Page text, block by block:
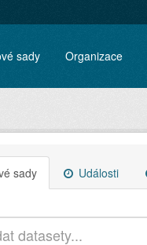
sady Organizace
sady Události